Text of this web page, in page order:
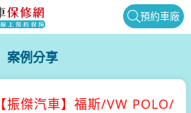
預約車廠
案例分享
【振傑汽車】福斯/VW POLO/